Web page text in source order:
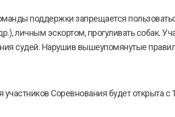
поддержки запрещается
личным эскортом, прогуливать собак.
судей. Нарушив вышеупомянутые
участников Соревнования будет открыта